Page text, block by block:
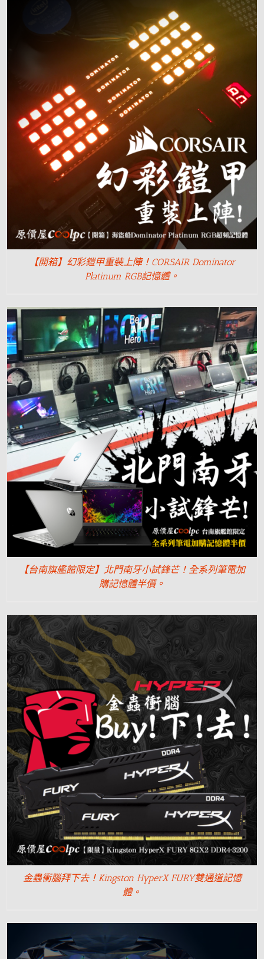
【開箱】幻彩鎧甲重裝上陣！CORSAIR Dominator
Platinum RGB記憶體。
【台南旗艦館限定】北門南牙小試鋒芒！全系列筆電加
購記憶體半價。
金蟲衝腦拜下去！Kingston HyperX FURY雙通道記憶
體。